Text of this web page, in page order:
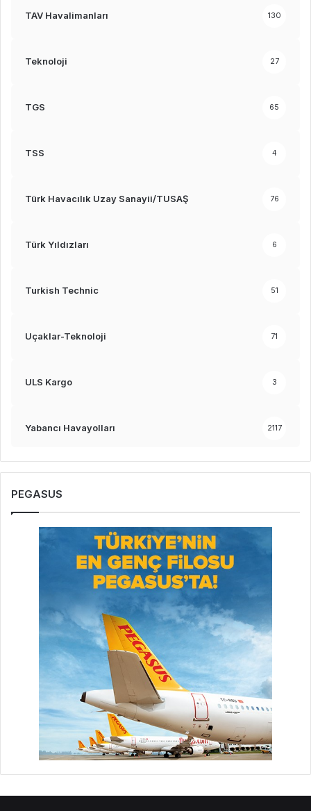
TAV Havalimanları 130
Teknoloji 27
TGS 65
TSS 4
Türk Havacılık Uzay Sanayii/TUSAŞ 76
Türk Yıldızları 6
Turkish Technic 51
Uçaklar-Teknoloji 71
ULS Kargo 3
Yabancı Havayolları 2117
PEGASUS